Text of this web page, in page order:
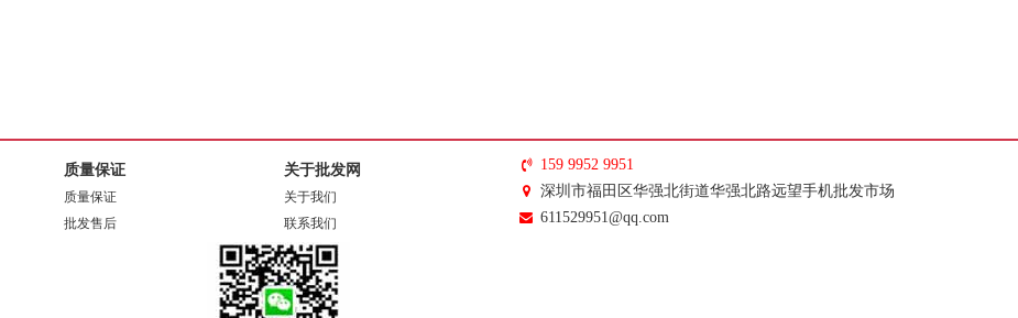
质量保证
质量保证
批发售后
关于批发网
关于我们
联系我们
159 9952 9951
深圳市福田区华强北街道华强北路远望手机批发市场
611529951@qq.com